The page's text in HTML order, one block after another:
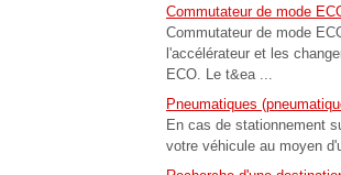
Commutateur de mode
Commutateur de mode
l'accélérateur et les
ECO. Le t&ea ...
Pneumatiques
En cas de stationnement
votre véhicule au moyen